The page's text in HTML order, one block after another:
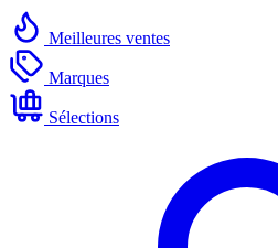
Meilleures ventes
Marques
Sélections